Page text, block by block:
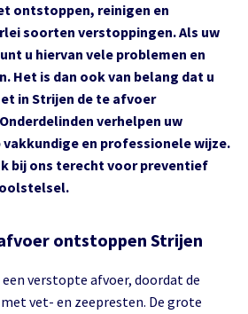
ontstoppen, reinigen en
soorten verstoppingen. Als uw
u hiervan vele problemen en
Het is dan ook van belang dat u
in Strijen de te afvoer
verhelpen uw
en professionele wijze.
bij ons terecht voor preventief
ontstoppen Strijen
verstopte afvoer, doordat de
vet- en zeepresten. De grote